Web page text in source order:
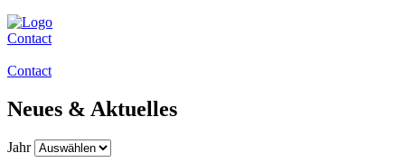
Contact
Contact
Neues & Aktuelles
Jahr